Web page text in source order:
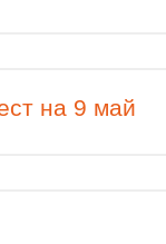
на 9 май